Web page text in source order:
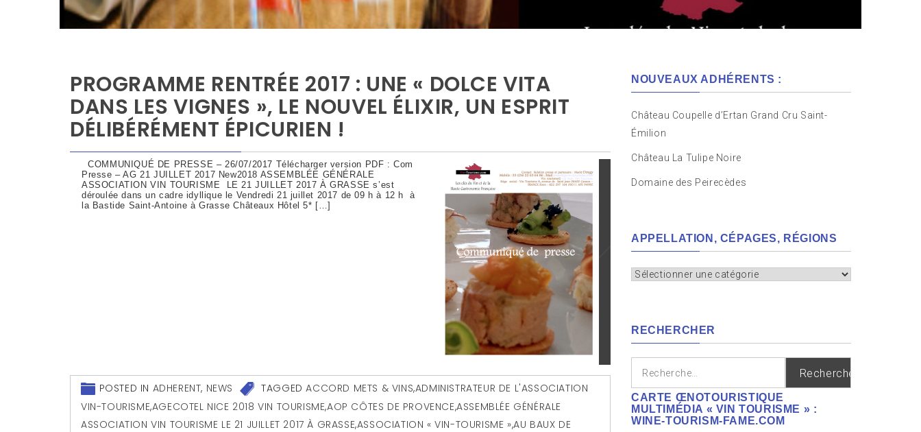
PROGRAMME RENTRÉE 2017 : UNE « DOLCE VITA
DANS LES VIGNES », LE NOUVEL ÉLIXIR, UN ESPRIT
DÉLIBÉRÉMENT ÉPICURIEN !
COMMUNIQUÉ DE PRESSE – 26/07/2017 Télécharger version PDF : Com
Presse – AG 21 JUILLET 2017 New2018 ASSEMBLÉE GÉNÉRALE
ASSOCIATION VIN TOURISME LE 21 JUILLET 2017 À GRASSE s’est
déroulée dans un cadre idyllique le Vendredi 21 juillet 2017 de 09 h à 12 h à
la Bastide Saint-Antoine à Grasse Châteaux Hôtel 5* […]
POSTED IN ADHERENT, NEWS TAGGEDACCORD METS & VINS,ADMINISTRATEUR DE L'ASSOCIATION
VIN-TOURISME,AGECOTEL NICE 2018 VIN TOURISME,AOP CÔTES DE PROVENCE,ASSEMBLÉE GÉNÉRALE
ASSOCIATION VIN TOURISME LE 21 JUILLET 2017 À GRASSE,ASSOCIATION « VIN-TOURISME »,AU BAUX DE
NOUVEAUX ADHÉRENTS :
Château Coupelle d’Ertan Grand Cru Saint-
Émilion
Château La Tulipe Noire
Domaine des Peirecèdes
APPELLATION, CÉPAGES, RÉGIONS
Appellation,
RECHERCHER
CARTE ŒNOTOURISTIQUE
MULTIMÉDIA « VIN TOURISME » :
WINE-TOURISM-FAME.COM